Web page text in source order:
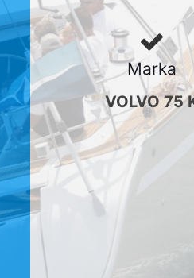
Marka
VOLVO 75